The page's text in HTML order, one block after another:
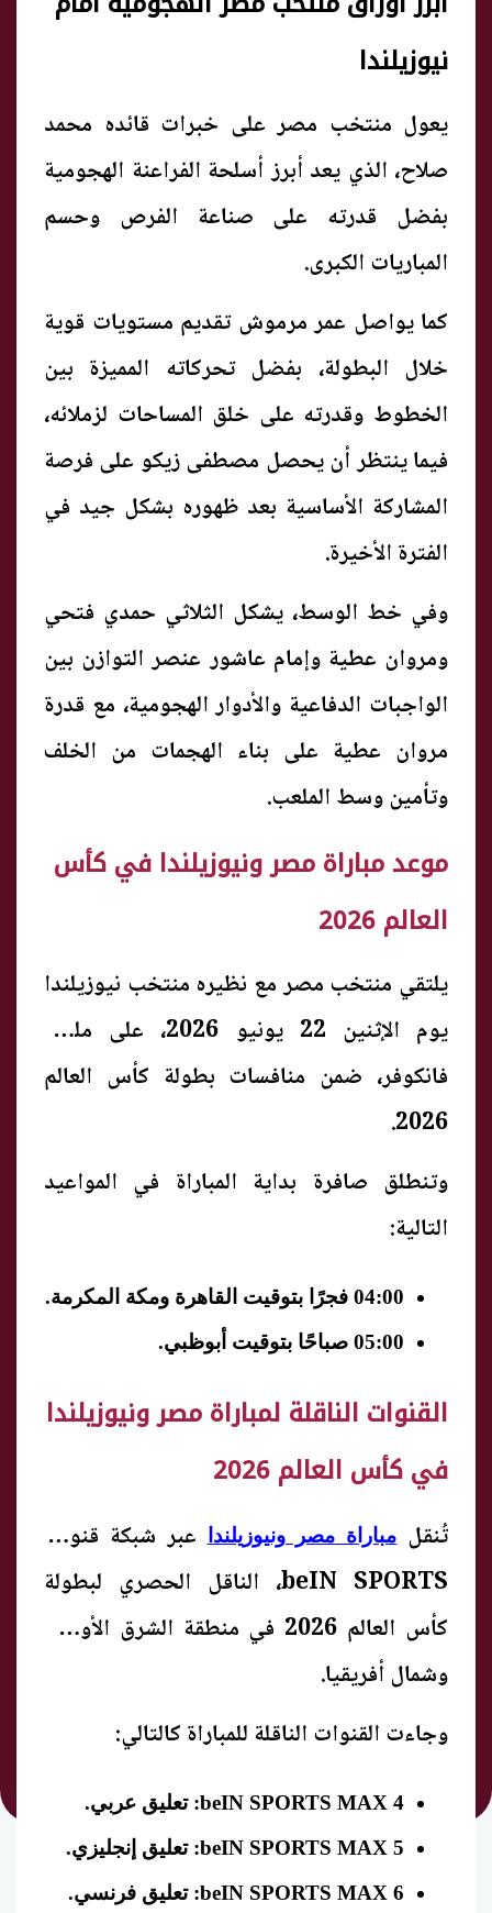
نيوزيلندا
يعول منتخب مصر على خبرات قائده محمد
صلاح، الذي يعد أبرز أسلحة الفراعنة الهجومية
بفضل قدرته على صناعة الفرص وحسم
المباريات الكبرى.
كما يواصل عمر مرموش تقديم مستويات قوية
خلال البطولة، بفضل تحركاته المميزة بين
الخطوط وقدرته على خلق المساحات لزملائه،
فيما ينتظر أن يحصل مصطفى زيكو على فرصة
المشاركة الأساسية بعد ظهوره بشكل جيد في
الفترة الأخيرة.
وفي خط الوسط، يشكل الثلاثي حمدي فتحي
ومروان عطية وإمام عاشور عنصر التوازن بين
الواجبات الدفاعية والأدوار الهجومية، مع قدرة
مروان عطية على بناء الهجمات من الخلف
وتأمين وسط الملعب.
موعد مباراة مصر ونيوزيلندا في كأس
العالم 2026
يلتقي منتخب مصر مع نظيره منتخب نيوزيلندا
يوم الإثنين 22 يونيو 2026، على ملعب
فانكوفر، ضمن منافسات بطولة كأس العالم
2026.
وتنطلق صافرة بداية المباراة في المواعيد
التالية:
04:00 فجرًا بتوقيت القاهرة ومكة المكرمة.
05:00 صباحًا بتوقيت أبوظبي.
القنوات الناقلة لمباراة مصر ونيوزيلندا
في كأس العالم 2026
تُنقلمباراة مصر ونيوزيلندا عبر شبكة قنوات
beIN SPORTS، الناقل الحصري لبطولة
كأس العالم 2026 في منطقة الشرق الأوسط
وشمال أفريقيا.
وجاءت القنوات الناقلة للمباراة كالتالي:
beIN SPORTS MAX 4: تعليق عربي.
beIN SPORTS MAX 5: تعليق إنجليزي.
beIN SPORTS MAX 6: تعليق فرنسي.